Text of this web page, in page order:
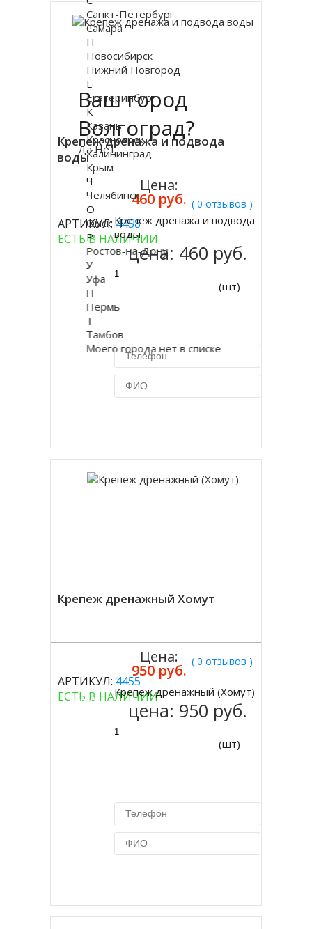
Крепеж дренажа и подвода
воды
( 0 отзывов )
АРТИКУЛ:4458
ЕСТЬ В НАЛИЧИИ
Цена:
460 руб.
Купить
Крепеж дренажа и подвода
воды
цена: 460 руб.
(шт)
Крепеж дренажный Хомут
( 0 отзывов )
АРТИКУЛ: 4455
ЕСТЬ В НАЛИЧИИ
Цена:
950 руб.
Купить
Крепеж дренажный (Хомут)
цена: 950 руб.
(шт)
Ваш город
Волгоград?
Да Нет
Санкт-Петербург
Самара
Н
Новосибирск
Нижний Новгород
Е
Екатеринбург
К
Казань
Красноярск
Калининград
Крым
Ч
Челябинск
О
Омск
Р
Ростов-на-Дону
У
Уфа
П
Пермь
Т
Тамбов
Моего города нет в списке